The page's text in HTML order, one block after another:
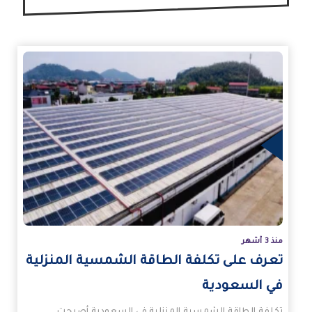
منذ 3 أشهر
تعرف على تكلفة الطاقة الشمسية المنزلية
في السعودية